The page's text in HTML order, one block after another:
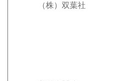
（株）双葉社